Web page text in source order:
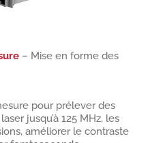
– Mise en forme des
pour prélever des
jusqu’à 125 MHz, les
améliorer le contraste